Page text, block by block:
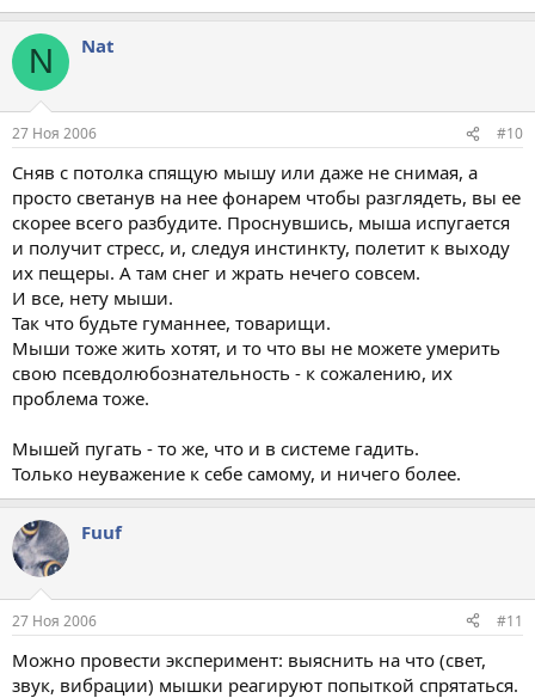
N Nat
27 Ноя 2006 #10
Сняв с потолка спящую мышу или даже не снимая, а
просто светанув на нее фонарем чтобы разглядеть, вы ее
скорее всего разбудите. Проснувшись, мыша испугается
и получит стресс, и, следуя инстинкту, полетит к выходу
их пещеры. А там снег и жрать нечего совсем.
И все, нету мыши.
Так что будьте гуманнее, товарищи.
Мыши тоже жить хотят, и то что вы не можете умерить
свою псевдолюбознательность - к сожалению, их
проблема тоже.
Мышей пугать - то же, что и в системе гадить.
Только неуважение к себе самому, и ничего более.
Fuuf
27 Ноя 2006 #11
Можно провести эксперимент: выяснить на что (свет,
звук, вибрации) мышки реагируют попыткой спрятаться.